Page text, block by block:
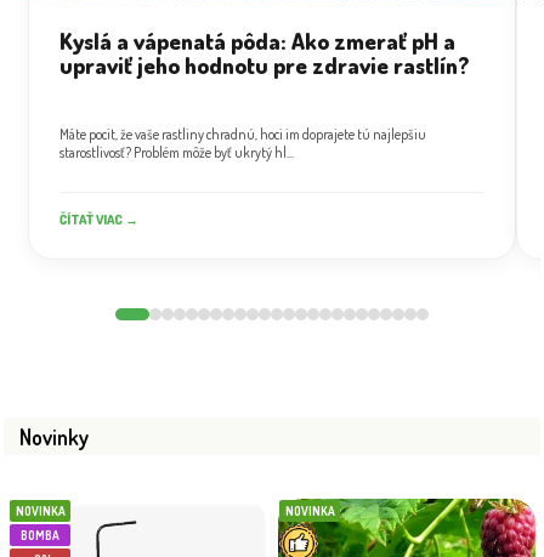
Kyslá a vápenatá pôda: Ako zmerať pH a
upraviť jeho hodnotu pre zdravie rastlín?
Máte pocit, že vaše rastliny chradnú, hoci im doprajete tú najlepšiu
starostlivosť? Problém môže byť ukrytý hl...
ČÍTAŤ VIAC →
Novinky
NOVINKA
BOMBA
NOVINKA